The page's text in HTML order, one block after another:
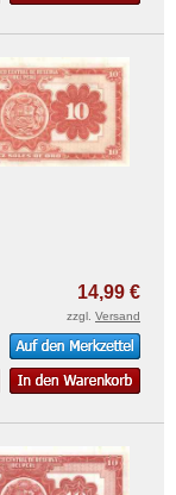
14,99 €
zzgl. Versand